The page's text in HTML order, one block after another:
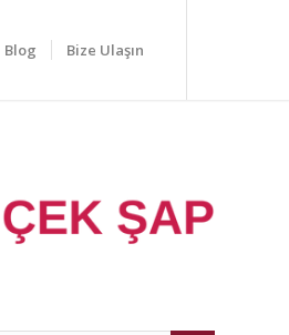
Blog Bize Ulaşın